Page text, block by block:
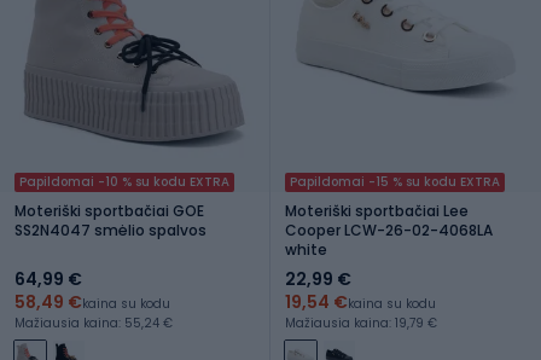
Papildomai -10 % su kodu EXTRA
Moteriški sportbačiai GOE
SS2N4047 smėlio spalvos
64,99 €
58,49 €kaina su kodu
Mažiausia kaina: 55,24 €
Papildomai -15 % su kodu EXTRA
Moteriški sportbačiai Lee
Cooper LCW-26-02-4068LA
white
22,99 €
19,54 €kaina su kodu
Mažiausia kaina: 19,79 €